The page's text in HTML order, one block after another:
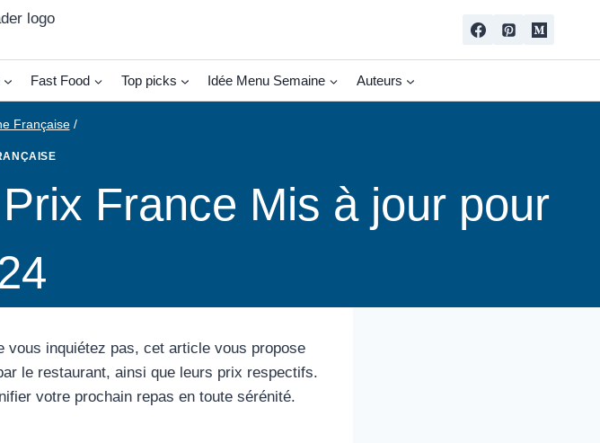
Fast Food Top picks Idée Menu Semaine Auteurs
Française /
France Mis à jour pour
vous inquiétez pas, cet article vous propose
le restaurant, ainsi que leurs prix respectifs.
votre prochain repas en toute sérénité.